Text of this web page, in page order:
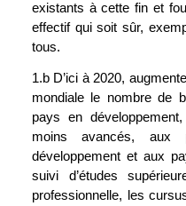
existants à cette fin et
effectif qui soit sûr,
tous.
1.b D’ici à 2020,
mondiale le nombre de
pays en
moins avancés, aux
développement et aux
suivi d’études
professionnelle, les